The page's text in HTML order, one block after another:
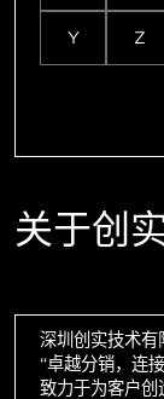
Y Z
关于创
深圳创实技术
“卓越分销，连
致力于为客户创